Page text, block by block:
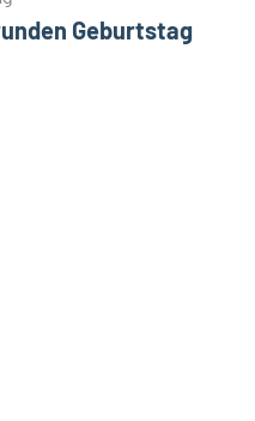
Geburtstag